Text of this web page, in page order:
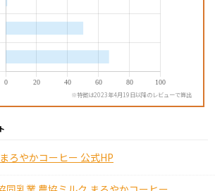
※特徴は2023年4月19日以降のレビューで算出
ろやかコーヒー 公式HP